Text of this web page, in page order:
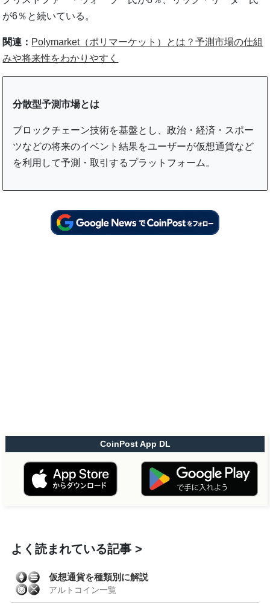
が6％と続いている。
関連： Polymarket（ポリマーケット）とは？予測市場の仕組
みや将来性をわかりやすく
分散型予測市場とは
ブロックチェーン技術を基盤とし、政治・経済・スポー
ツなどの将来のイベント結果をユーザーが仮想通貨など
を利用して予測・取引するプラットフォーム。
CoinPost App DL
よく読まれている記事
仮想通貨を種類別に解説
アルトコイン一覧